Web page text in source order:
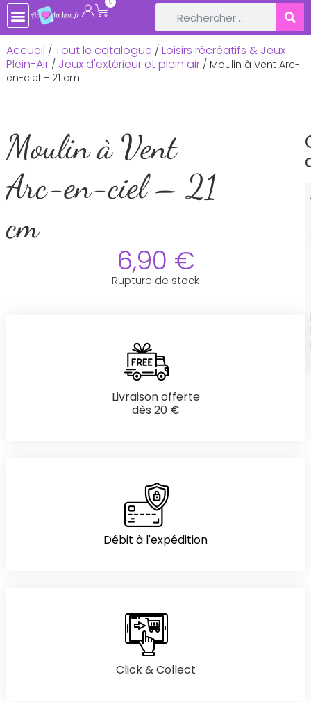
Accueil / Tout le catalogue / Loisirs récréatifs & Jeux
Plein-Air/ Jeux d'extérieur et plein air/ Moulin à Vent Arc-
en-ciel – 21 cm
Moulin à Vent
Arc-en-ciel – 21
cm
6,90 €
Rupture de stock
Livraison offerte
dès 20 €
Débit à l'expédition
Click & Collect